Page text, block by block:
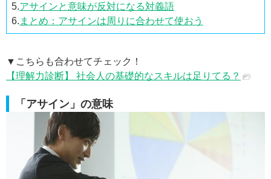
5.アサインと意味が反対になる対義語
6. まとめ：アサインは周りに合わせて使おう
▼こちらも合わせてチェック！
【理解力診断】 社会人の基礎的なスキルは足りてる？
「アサイン」の意味